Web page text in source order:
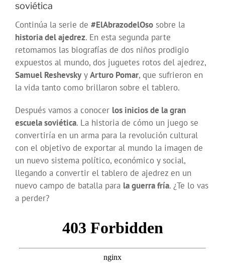
soviética
Continúa la serie de #ElAbrazodelOso sobre la
historia del ajedrez. En esta segunda parte
retomamos las biografías de dos niños prodigio
expuestos al mundo, dos juguetes rotos del ajedrez,
Samuel Reshevsky yArturo Pomar, que sufrieron en
la vida tanto como brillaron sobre el tablero.
Después vamos a conocer los inicios de la gran
escuela soviética. La historia de cómo un juego se
convertiría en un arma para la revolución cultural
con el objetivo de exportar al mundo la imagen de
un nuevo sistema político, económico y social,
llegando a convertir el tablero de ajedrez en un
nuevo campo de batalla para la guerra fría. ¿Te lo vas
a perder?